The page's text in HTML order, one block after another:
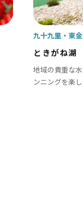
ときがね湖
地域の貴重な
ンニングを楽
九十九里 東